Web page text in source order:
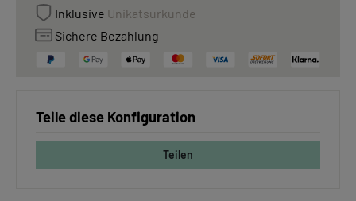
Inklusive Unikatsurkunde
Sichere Bezahlung
Teile diese Konfiguration
Teilen